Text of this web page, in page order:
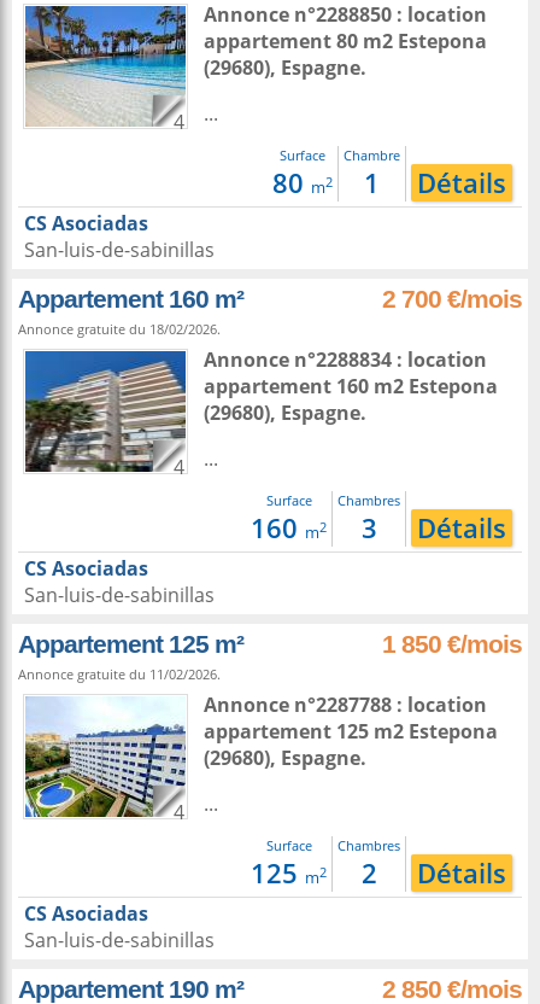
4
Annonce n°2288850 : location
appartement 80 m2 Estepona
(29680), Espagne.
...
Surface
80 m2
Chambre
1 Détails
CS Asociadas
San-luis-de-sabinillas
Appartement 160 m² 2 700 €/mois
Annonce gratuite du 18/02/2026.
4
Annonce n°2288834 : location
appartement 160 m2 Estepona
(29680), Espagne.
...
Surface
160 m2
Chambres
3 Détails
CS Asociadas
San-luis-de-sabinillas
Appartement 125 m² 1 850 €/mois
Annonce gratuite du 11/02/2026.
4
Annonce n°2287788 : location
appartement 125 m2 Estepona
(29680), Espagne.
...
Surface
125 m2
Chambres
2 Détails
CS Asociadas
San-luis-de-sabinillas
Appartement 190 m² 2 850 €/mois